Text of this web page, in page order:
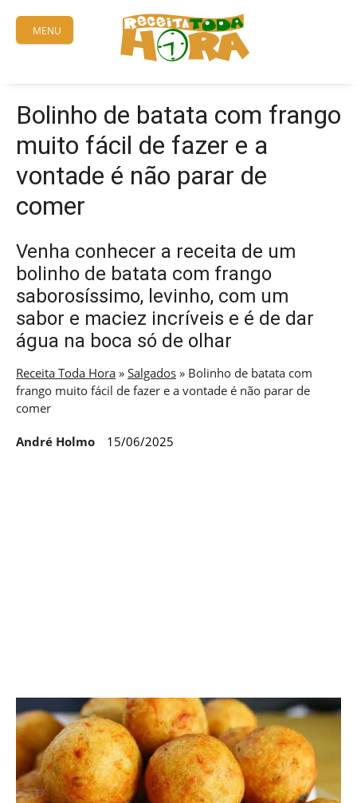
content
MENU
Bolinho de batata com frango
muito fácil de fazer e a
vontade é não parar de
comer
Venha conhecer a receita de um
bolinho de batata com frango
saborosíssimo, levinho, com um
sabor e maciez incríveis e é de dar
água na boca só de olhar
Receita Toda Hora » Salgados » Bolinho de batata com
frango muito fácil de fazer e a vontade é não parar de
comer
André Holmo 15/06/2025